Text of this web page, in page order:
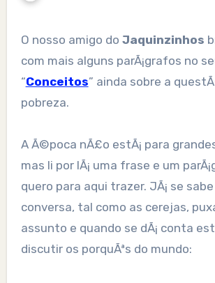
O nosso amigo do Jaquinzinhos
com mais alguns parÃ¡grafos no
“Conceitos” ainda sobre a
pobreza.
A Ã©poca nÃ£o estÃ¡ para
mas li por lÃ¡ uma frase e um
quero para aqui trazer. JÃ¡ se
conversa, tal como as cerejas,
assunto e quando se dÃ¡ conta
discutir os porquÃªs do mundo: